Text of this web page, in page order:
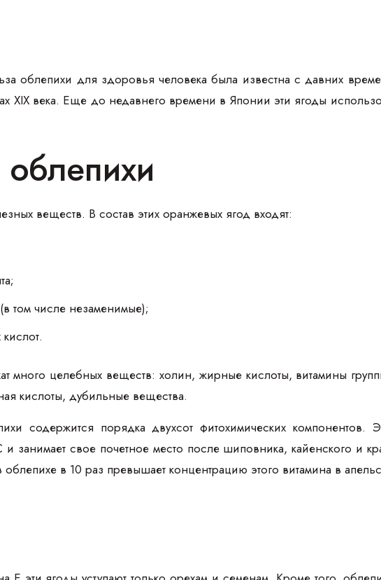
облепихи для здоровья человека была известна с давних
XIX века. Еще до недавнего времени в Японии эти ягоды
облепихи
веществ. В состав этих оранжевых ягод входят:
том числе незаменимые);
много целебных веществ: холин, жирные кислоты, витамины
кислоты, дубильные вещества.
содержится порядка двухсот фитохимических
занимает свое почетное место после шиповника, кайенского и
в 10 раз превышает концентрацию этого витамина в